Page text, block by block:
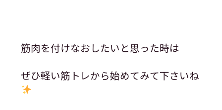
筋肉を付けなおしたいと思った時は
ぜひ軽い筋トレから始めてみて下さいね